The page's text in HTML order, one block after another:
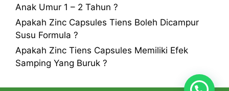
Anak Umur 1 – 2 Tahun ?
Apakah Zinc Capsules Tiens Boleh Dicampur
Susu Formula ?
Apakah Zinc Tiens Capsules Memiliki Efek
Samping Yang Buruk ?